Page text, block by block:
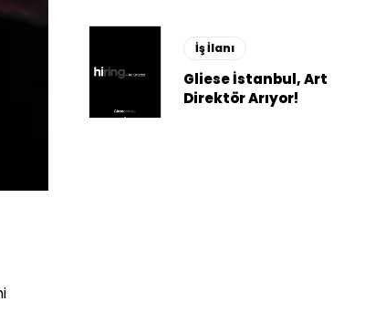
İş İlanı
Gliese İstanbul, Art
Direktör Arıyor!